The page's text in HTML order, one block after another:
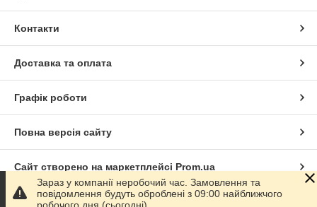
Контакти
Доставка та оплата
Графік роботи
Повна версія сайту
Сайт створено на маркетплейсі Prom.ua
Політика конфіденційності
Зараз у компанії неробочий час. Замовлення та
повідомлення будуть оброблені з 09:00 найближчого